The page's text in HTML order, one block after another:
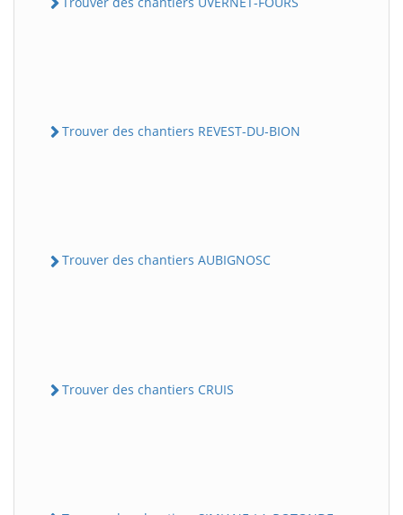
Trouver des chantiers REVEST-DU-BION
Trouver des chantiers AUBIGNOSC
Trouver des chantiers CRUIS